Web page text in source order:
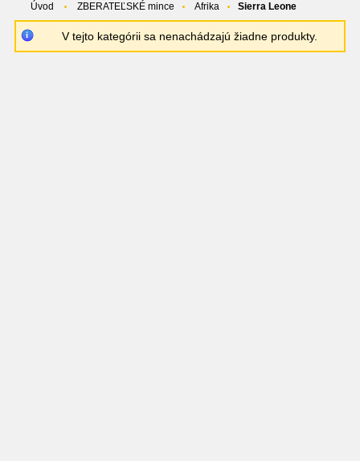
Úvod ZBERATEĽSKÉ mince Afrika Sierra Leone
V tejto kategórii sa nenachádzajú žiadne produkty.